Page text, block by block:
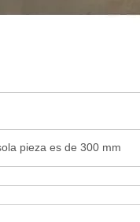
pieza es de 300 mm